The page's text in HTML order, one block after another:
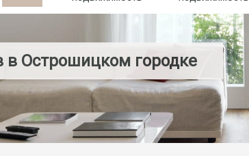
в Острошицком городке